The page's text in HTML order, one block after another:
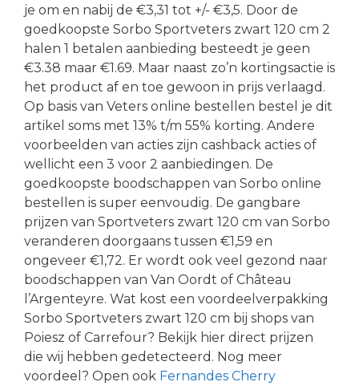
je om en nabij de €3,31 tot +/- €3,5. Door de
goedkoopste Sorbo Sportveters zwart 120 cm 2
halen 1 betalen aanbieding besteedt je geen
€3.38 maar €1.69. Maar naast zo’n kortingsactie is
het product af en toe gewoon in prijs verlaagd.
Op basis van Veters online bestellen bestel je dit
artikel soms met 13% t/m 55% korting. Andere
voorbeelden van acties zijn cashback acties of
wellicht een 3 voor 2 aanbiedingen. De
goedkoopste boodschappen van Sorbo online
bestellen is super eenvoudig. De gangbare
prijzen van Sportveters zwart 120 cm van Sorbo
veranderen doorgaans tussen €1,59 en
ongeveer €1,72. Er wordt ook veel gezond naar
boodschappen van Van Oordt of Château
l’Argenteyre. Wat kost een voordeelverpakking
Sorbo Sportveters zwart 120 cm bij shops van
Poiesz of Carrefour? Bekijk hier direct prijzen
die wij hebben gedetecteerd. Nog meer
voordeel? Open ook Fernandes Cherry